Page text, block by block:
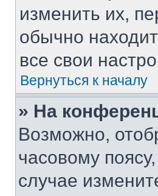
изменить их,
обычно
все свои
Вернуться к началу
» На
Возможно,
часовому
случае